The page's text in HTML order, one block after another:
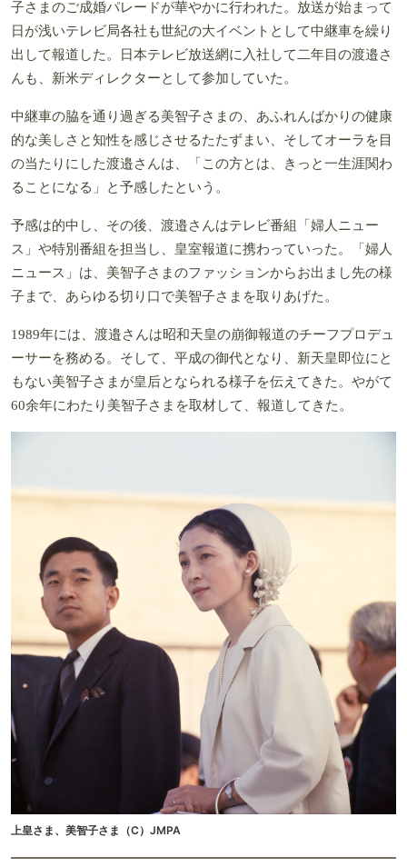
子さまのご成婚パレードが華やかに行われた。放送が始まって
日が浅いテレビ局各社も世紀の大イベントとして中継車を繰り
出して報道した。日本テレビ放送網に入社して二年目の渡邉さ
んも、新米ディレクターとして参加していた。
中継車の脇を通り過ぎる美智子さまの、あふれんばかりの健康
的な美しさと知性を感じさせるたたずまい、そしてオーラを目
の当たりにした渡邉さんは、「この方とは、きっと一生涯関わ
ることになる」と予感したという。
予感は的中し、その後、渡邉さんはテレビ番組「婦人ニュー
ス」や特別番組を担当し、皇室報道に携わっていった。「婦人
ニュース」は、美智子さまのファッションからお出まし先の様
子まで、あらゆる切り口で美智子さまを取りあげた。
1989年には、渡邉さんは昭和天皇の崩御報道のチーフプロデュ
ーサーを務める。そして、平成の御代となり、新天皇即位にと
もない美智子さまが皇后となられる様子を伝えてきた。やがて
60余年にわたり美智子さまを取材して、報道してきた。
上皇さま、美智子さま（C）JMPA